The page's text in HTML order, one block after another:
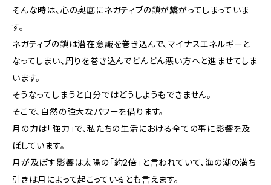
そんな時は、心の奥底にネガティブの鎖が繋がってしまっていま
す。
ネガティブの鎖は潜在意識を巻き込んで、マイナスエネルギーと
なってしまい、周りを巻き込んでどんどん悪い方へと進ませてしま
います。
そうなってしまうと自分ではどうしようもできません。
そこで、自然の強大なパワーを借ります。
月の力は「強力」で、私たちの生活における全ての事に影響を及
ぼしています。
月が及ぼす影響は太陽の「約2倍」と言われていて、海の潮の満ち
引きは月によって起こっているとも言えます。